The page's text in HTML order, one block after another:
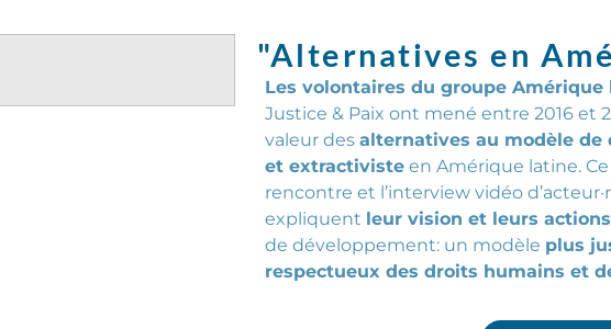
"Alternatives en
Les volontaires du groupe Amérique
Justice & Paix ont mené entre 2016 et
valeur des alternatives au modèle de
et extractiviste en Amérique latine.
rencontre et l’interview vidéo d’
expliquent leur vision et leurs actions
de développement: un modèle plus
respectueux des droits humains et